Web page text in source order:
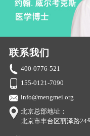
联系我们
400-0776-521
155-0121-7090
info@mengmei.org
北京总部地址：
北京市丰台区丽泽路24